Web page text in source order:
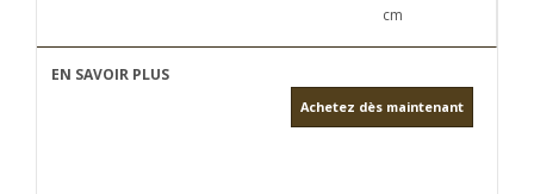
cm
Achetez dès maintenant